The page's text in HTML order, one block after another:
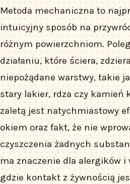
Metoda mechaniczna to
intuicyjny sposób na
różnym powierzchniom.
działaniu, które ściera,
niepożądane warstwy, takie
stary lakier, rdza czy kamień
zaletą jest natychmiastowy
okiem oraz fakt, że nie
czyszczenia żadnych
ma znaczenie dla alergików i
gdzie kontakt z żywnością